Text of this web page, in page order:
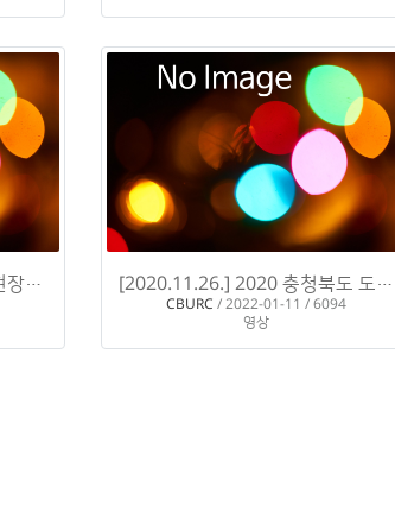
[2020년 충청북도 도시재생현장스케치] [2020.11.26.] 2020 충청북도 도시재생 뉴딜 성과발표회 현장스케치
CBURC / 2022-01-11 / 6094
영상